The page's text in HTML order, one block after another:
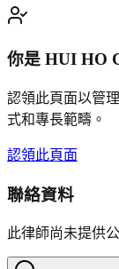
你是 HUI HO
認領此頁面以管
式和專長範疇。
認領此頁面
聯絡資料
此律師尚未提供